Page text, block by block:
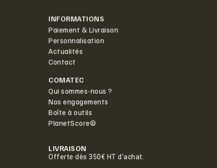
INFORMATIONS
Paiement & Livraison
Personnalisation
Actualités
Contact
COMATEC
Qui sommes-nous ?
Nos engagements
Boîte à outils
PlanetScore©
LIVRAISON
Offerte dès 350€ HT d'achat.